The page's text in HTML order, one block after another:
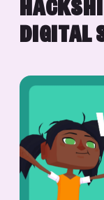
DIGITAL